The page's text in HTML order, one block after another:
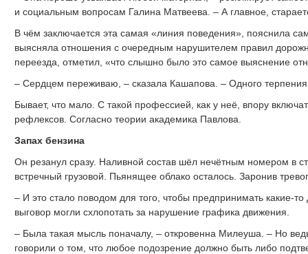
и социальным вопросам Галина Матвеева. – А главное,
В чём заключается эта самая «линия поведения», пояснила
выясняла отношения с очередным нарушителем правил
переезда, отметил, «что слышно было это самое выяснение
– Сердцем переживаю, – сказала Кашапова. – Одного
Бывает, что мало. С такой профессией, как у неё, впору
рефлексов. Согласно теории академика Павлова.
Запах бензина
Он резанул сразу. Наливной состав шёл нечётным номером в
встречный грузовой. Пьянящее облако осталось. Заронив
– И это стало поводом для того, чтобы предпринимать какие-то
выговор могли схлопотать за нарушение графика движения.
– Была такая мысль поначалу, – откровенна Милеуша. – Но
говорили о том, что любое подозрение должно быть либо